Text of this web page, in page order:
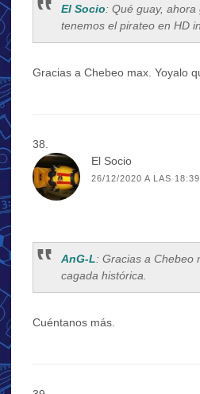
El Socio: Qué guay,
tenemos el pirateo en HD
Gracias a Chebeo max. Yoyalo
El Socio
26/12/2020 A LAS 18:39
AnG-L: Gracias a Chebeo
cagada histórica.
Cuéntanos más.